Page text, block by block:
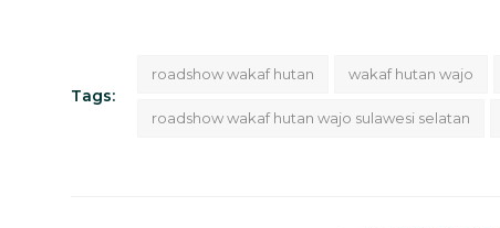
Tags:
roadshow wakaf hutan wakaf hutan wajo
roadshow wakaf hutan wajo sulawesi selatan